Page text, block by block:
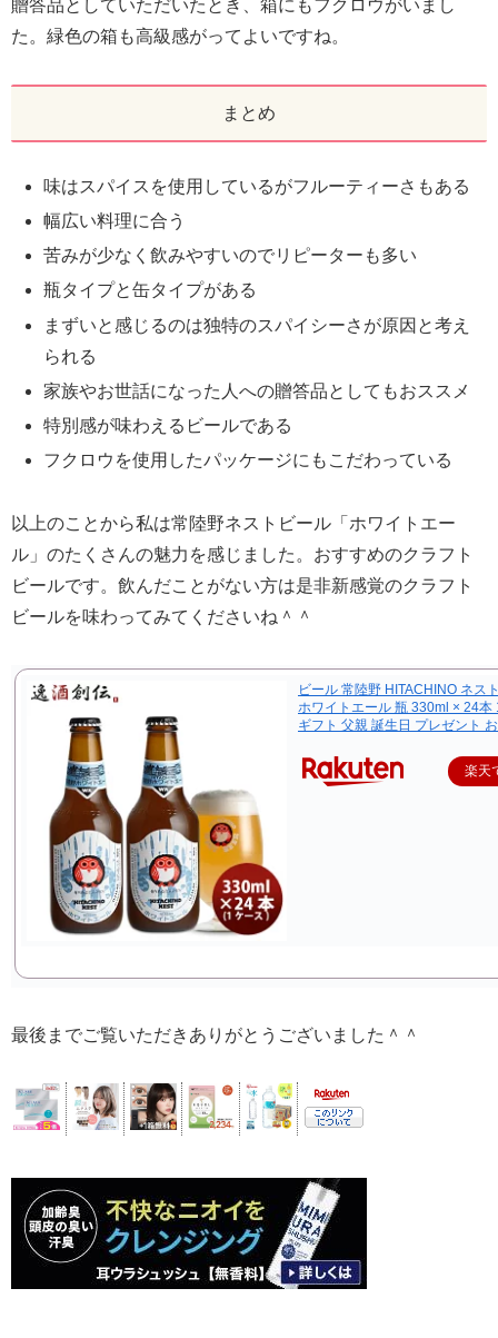
贈答品としていただいたとき、箱にもフクロウがいまし
た。緑色の箱も高級感がってよいですね。
まとめ
味はスパイスを使用しているがフルーティーさもある
幅広い料理に合う
苦みが少なく飲みやすいのでリピーターも多い
瓶タイプと缶タイプがある
まずいと感じるのは独特のスパイシーさが原因と考え
られる
家族やお世話になった人への贈答品としてもおススメ
特別感が味わえるビールである
フクロウを使用したパッケージにもこだわっている
以上のことから私は常陸野ネストビール「ホワイトエー
ル」のたくさんの魅力を感じました。おすすめのクラフト
ビールです。飲んだことがない方は是非新感覚のクラフト
ビールを味わってみてくださいね＾＾
ビール 常陸野 HITACHINO ネス
ホワイトエール 瓶 330ml × 24本
ギフト 父親 誕生日 プレゼント
楽天
最後までご覧いただきありがとうございました＾＾